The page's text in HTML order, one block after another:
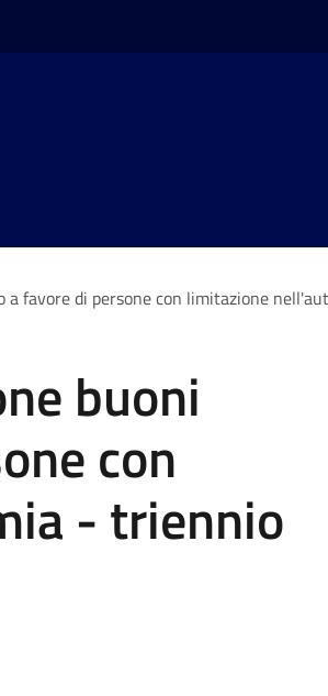
a favore di persone con limitazione
buoni
con
- triennio